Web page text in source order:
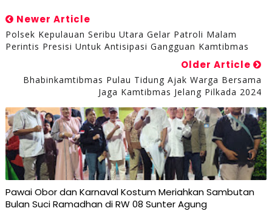
Newer Article
Polsek Kepulauan Seribu Utara Gelar Patroli Malam
Perintis Presisi Untuk Antisipasi Gangguan Kamtibmas
Older Article
Bhabinkamtibmas Pulau Tidung Ajak Warga Bersama
Jaga Kamtibmas Jelang Pilkada 2024
Pawai Obor dan Karnaval Kostum Meriahkan Sambutan
Bulan Suci Ramadhan di RW 08 Sunter Agung